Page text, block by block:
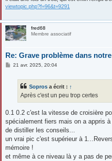
viewtopic.php?f=96&t=9291
fred68
Membre associatif
Re: Grave problème dans
M21 avr. 2025, 20:04
Sopros a écrit : ↑
Après c'est un peu trop certes
0.1 0.2 c'est la vitesse de croisière
spécialement fiers mais on a appris
de distiller les conseils...
un vrai pic c'est supérieur à
mémoire !
et même à ce niveau là y a pas de